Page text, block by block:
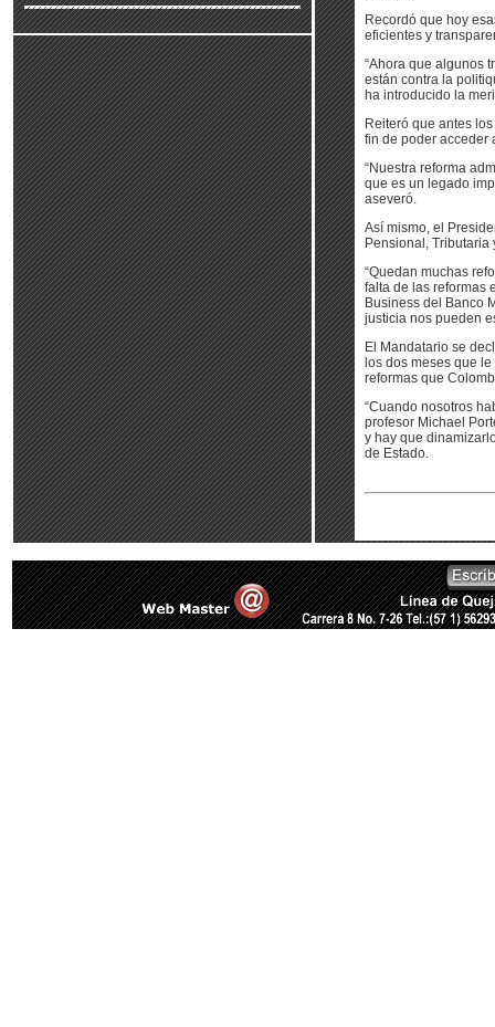
Recordó que hoy
eficientes y
“Ahora que algunos
están contra la
ha introducido la
Reiteró que antes
fin de poder acceder
“Nuestra reforma
que es un legado
aseveró.
Así mismo, el
Pensional,
“Quedan muchas
falta de las reformas
Business del Banco
justicia nos pueden
El Mandatario se
los dos meses que
reformas que
“Cuando nosotros
profesor Michael
y hay que
de Estado.